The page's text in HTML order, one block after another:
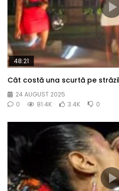
48:21
Cât costă una scurtă pe
24 AUGUST 2025
0
81.4K 3.4K 0